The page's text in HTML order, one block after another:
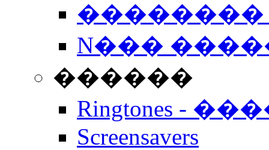
��������
N���
������
Ringtones -
Screensavers